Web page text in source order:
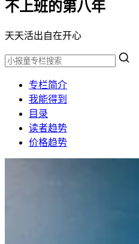
不上班的第八年
天天活出自在开心
专栏简介
我能得到
目录
读者趋势
价格趋势